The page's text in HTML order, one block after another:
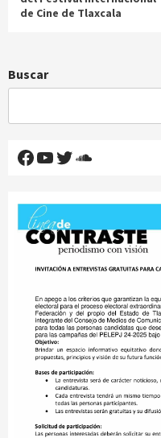
de Cine de Tlaxcala
Buscar
Facebook
YouTube
Twitter
SoundCloud